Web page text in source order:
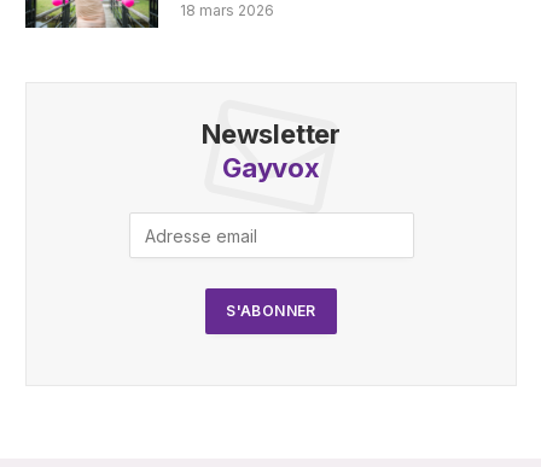
18 mars 2026
Newsletter
Gayvox